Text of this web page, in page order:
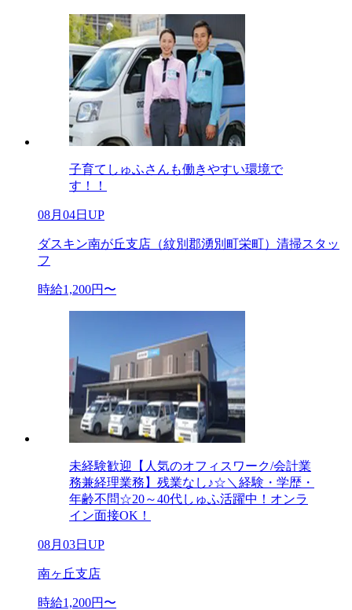
子育てしゅふさんも働きやすい環境で
す！！
08月04日UP
ダスキン南が丘支店（紋別郡湧別町栄町）清掃スタッ
フ
時給1,200円〜
未経験歓迎【人気のオフィスワーク/会計業
務兼経理業務】残業なし♪☆＼経験・学歴・
年齢不問☆20～40代しゅふ活躍中！オンラ
イン面接OK！
08月03日UP
南ヶ丘支店
時給1,200円〜